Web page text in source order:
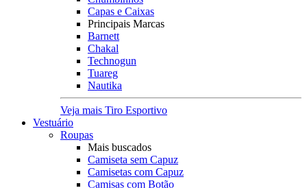
Capas e Caixas
Principais Marcas
Barnett
Chakal
Technogun
Tuareg
Nautika
Veja mais Tiro Esportivo
Vestuário
Roupas
Mais buscados
Camiseta sem Capuz
Camisetas com Capuz
Camisas com Botão